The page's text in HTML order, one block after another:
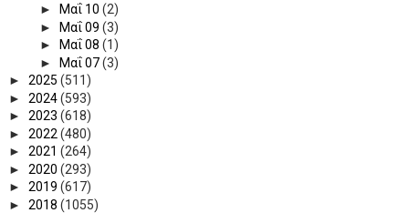
►
Μαΐ 10 (2)
►
Μαΐ 09 (3)
►
Μαΐ 08 (1)
►
Μαΐ 07(3)
► 2025 (511)
► 2024(593)
► 2023 (618)
► 2022 (480)
► 2021 (264)
► 2020 (293)
► 2019 (617)
► 2018 (1055)